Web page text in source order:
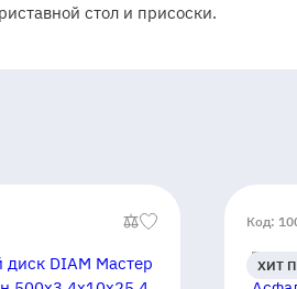
стол и присоски.
Код:
ХИТ